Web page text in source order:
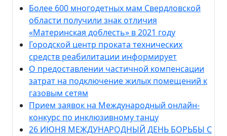
Более 600 многодетных мам Свердловской
области получили знак отличия
«Материнская доблесть» в 2021 году
Городской центр проката технических
средств реабилитации информирует
О предоставлении частичной компенсации
затрат на подключение жилых помещений к
газовым сетям
Прием заявок на Международный онлайн-
конкурс по инклюзивному танцу
26 ИЮНЯ МЕЖДУНАРОДНЫЙ ДЕНЬ БОРЬБЫ С